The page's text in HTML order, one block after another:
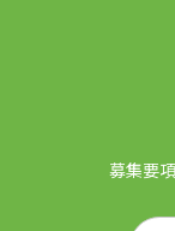
募集要